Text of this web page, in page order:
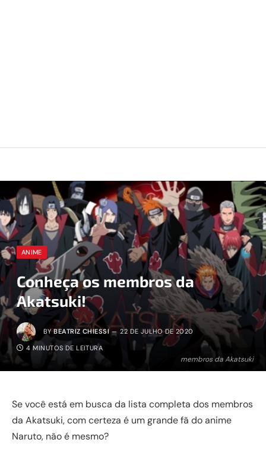
membros da Akatsuki
ANIME
Conheça os membros da
Akatsuki!
BY BEATRIZ CHIESSI 22 DE JULHO DE 2020
4 MINUTOS DE LEITURA
Se você está em busca da lista completa dos membros
da Akatsuki, com certeza é um grande fã do anime
Naruto, não é mesmo?